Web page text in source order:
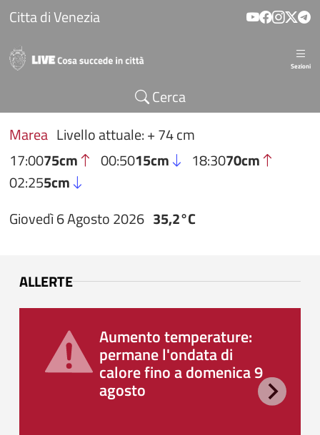
Salta al contenuto principale
Citta di Venezia
Sezioni
Cerca
Marea Livello attuale: + 74 cm
17:0075cm 00:5015cm 18:3070cm
02:255cm
Giovedì 6 Agosto 2026 35,2°C
ALLERTE
Aumento temperature:
permane l'ondata di
calore fino a domenica 9
agosto